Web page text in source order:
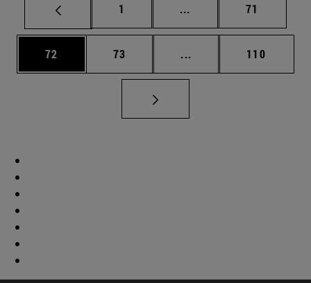
Página
1 ... Páginas intermedias
Página
71
Página
72 Página
73 ... Páginas intermedias
Página
110